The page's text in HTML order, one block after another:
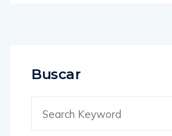
Buscar